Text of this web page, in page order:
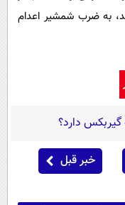
به ضرب شمشیر اعدام
گیربکس دارد؟
خبر قبل